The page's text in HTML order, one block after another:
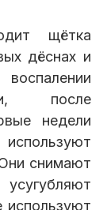
щётка
дёснах и
после
недели
снимают